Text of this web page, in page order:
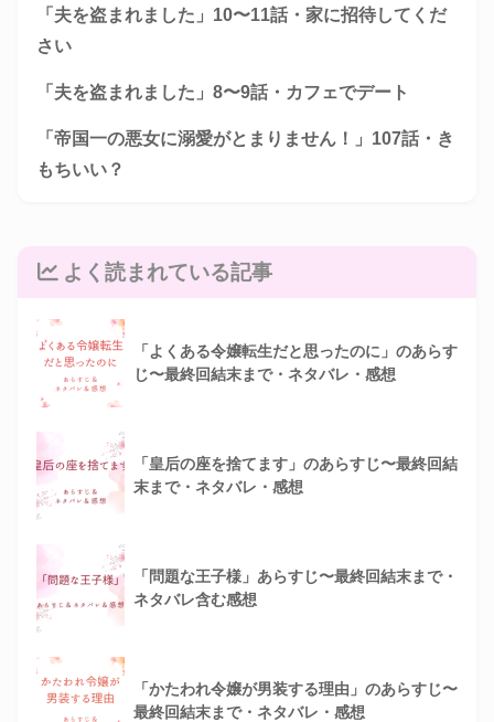
「夫を盗まれました」10〜11話・家に招待してくだ
さい
「夫を盗まれました」8〜9話・カフェでデート
「帝国一の悪女に溺愛がとまりません！」107話・き
もちいい？
よく読まれている記事
「よくある令嬢転生だと思ったのに」のあらす
じ〜最終回結末まで・ネタバレ・感想
「皇后の座を捨てます」のあらすじ〜最終回結
末まで・ネタバレ・感想
「問題な王子様」あらすじ〜最終回結末まで・
ネタバレ含む感想
「かたわれ令嬢が男装する理由」のあらすじ〜
最終回結末まで・ネタバレ・感想